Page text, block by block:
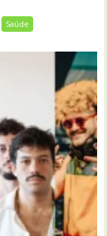
Saúde